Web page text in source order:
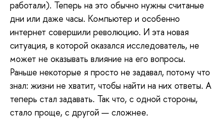
работали). Теперь на это обычно нужны считаные
дни или даже часы. Компьютер и особенно
интернет совершили революцию. И эта новая
ситуация, в которой оказался исследователь, не
может не оказывать влияние на его вопросы.
Раньше некоторые я просто не задавал, потому что
знал: жизни не хватит, чтобы найти на них ответы. А
теперь стал задавать. Так что, с одной стороны,
стало проще, с другой — сложнее.